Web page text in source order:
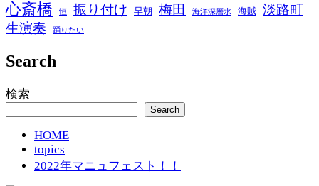
心斎橋 恒 振り付け 早朝 梅田 海洋深層水 海賊 淡路町
生演奏
踊りたい
Search
検索
Search
HOME
topics
2022年マニュフェスト！！